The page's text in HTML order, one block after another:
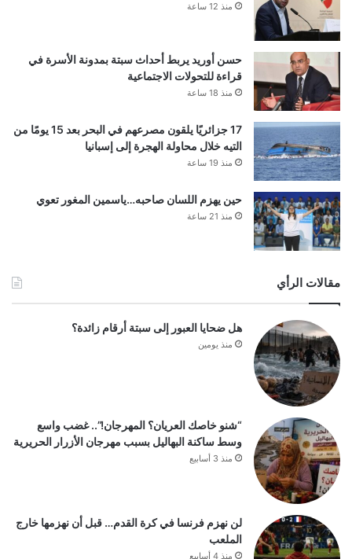
منذ 12 ساعة
حسن أوريد يربط أحداث سبتة بمدونة الأسرة في
قراءة للتحولات الاجتماعية
منذ 18 ساعة
17 جزائريًا يلقون مصرعهم في البحر بعد 15 يومًا من
التيه خلال محاولة الهجرة إلى إسبانيا
منذ 19 ساعة
حين يهزم اللسان صاحبه…ياسمين المغور تعوي
منذ 21 ساعة
مقالات الرأي
هل ضحايا العبور إلى سبتة أرقام زائدة؟
منذ يومين
“شنو خاصك العريان؟ المهرجان!”.. غضب واسع
وسط ساكنة البهاليل بسبب مهرجان الأزرار الحريرية
منذ 3 أسابيع
لن نهزم فرنسا في كرة القدم… قبل أن نهزمها خارج
الملعب
منذ 4 أسابيع